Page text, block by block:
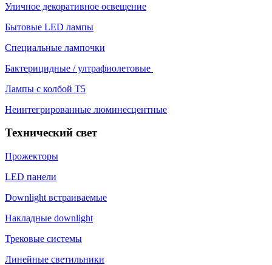
Уличное декоративное освещение
Бытовые LED лампы
Специальные лампочки
Бактерицидные / ултрафиолетовые
Лампы с колбой Т5
Неинтегрированные люминесцентные
Технический свет
Прожекторы
LED панели
Downlight встраиваемые
Накладные downlight
Трековые системы
Линейные светильники